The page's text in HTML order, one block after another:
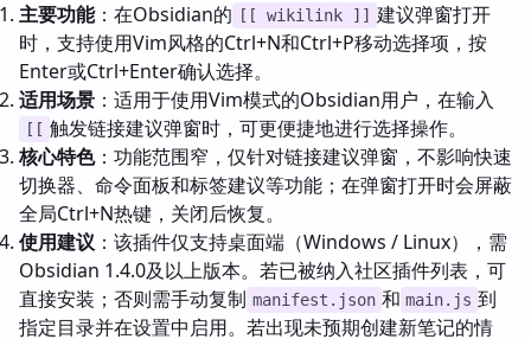
主要功能：在Obsidian的 [[ wikilink ]] 建议弹窗打开
时，支持使用Vim风格的Ctrl+N和Ctrl+P移动选择项，按
Enter或Ctrl+Enter确认选择。
适用场景 ：适用于使用Vim模式的Obsidian用户，在输入
[[ 触发链接建议弹窗时，可更便捷地进行选择操作。
核心特色：功能范围窄，仅针对链接建议弹窗，不影响快速
切换器、命令面板和标签建议等功能；在弹窗打开时会屏蔽
全局Ctrl+N热键，关闭后恢复。
使用建议 ：该插件仅支持桌面端（Windows / Linux），需
Obsidian 1.4.0及以上版本。若已被纳入社区插件列表，可
直接安装；否则需手动复制 manifest.json 和 main.js 到
指定目录并在设置中启用。若出现未预期创建新笔记的情